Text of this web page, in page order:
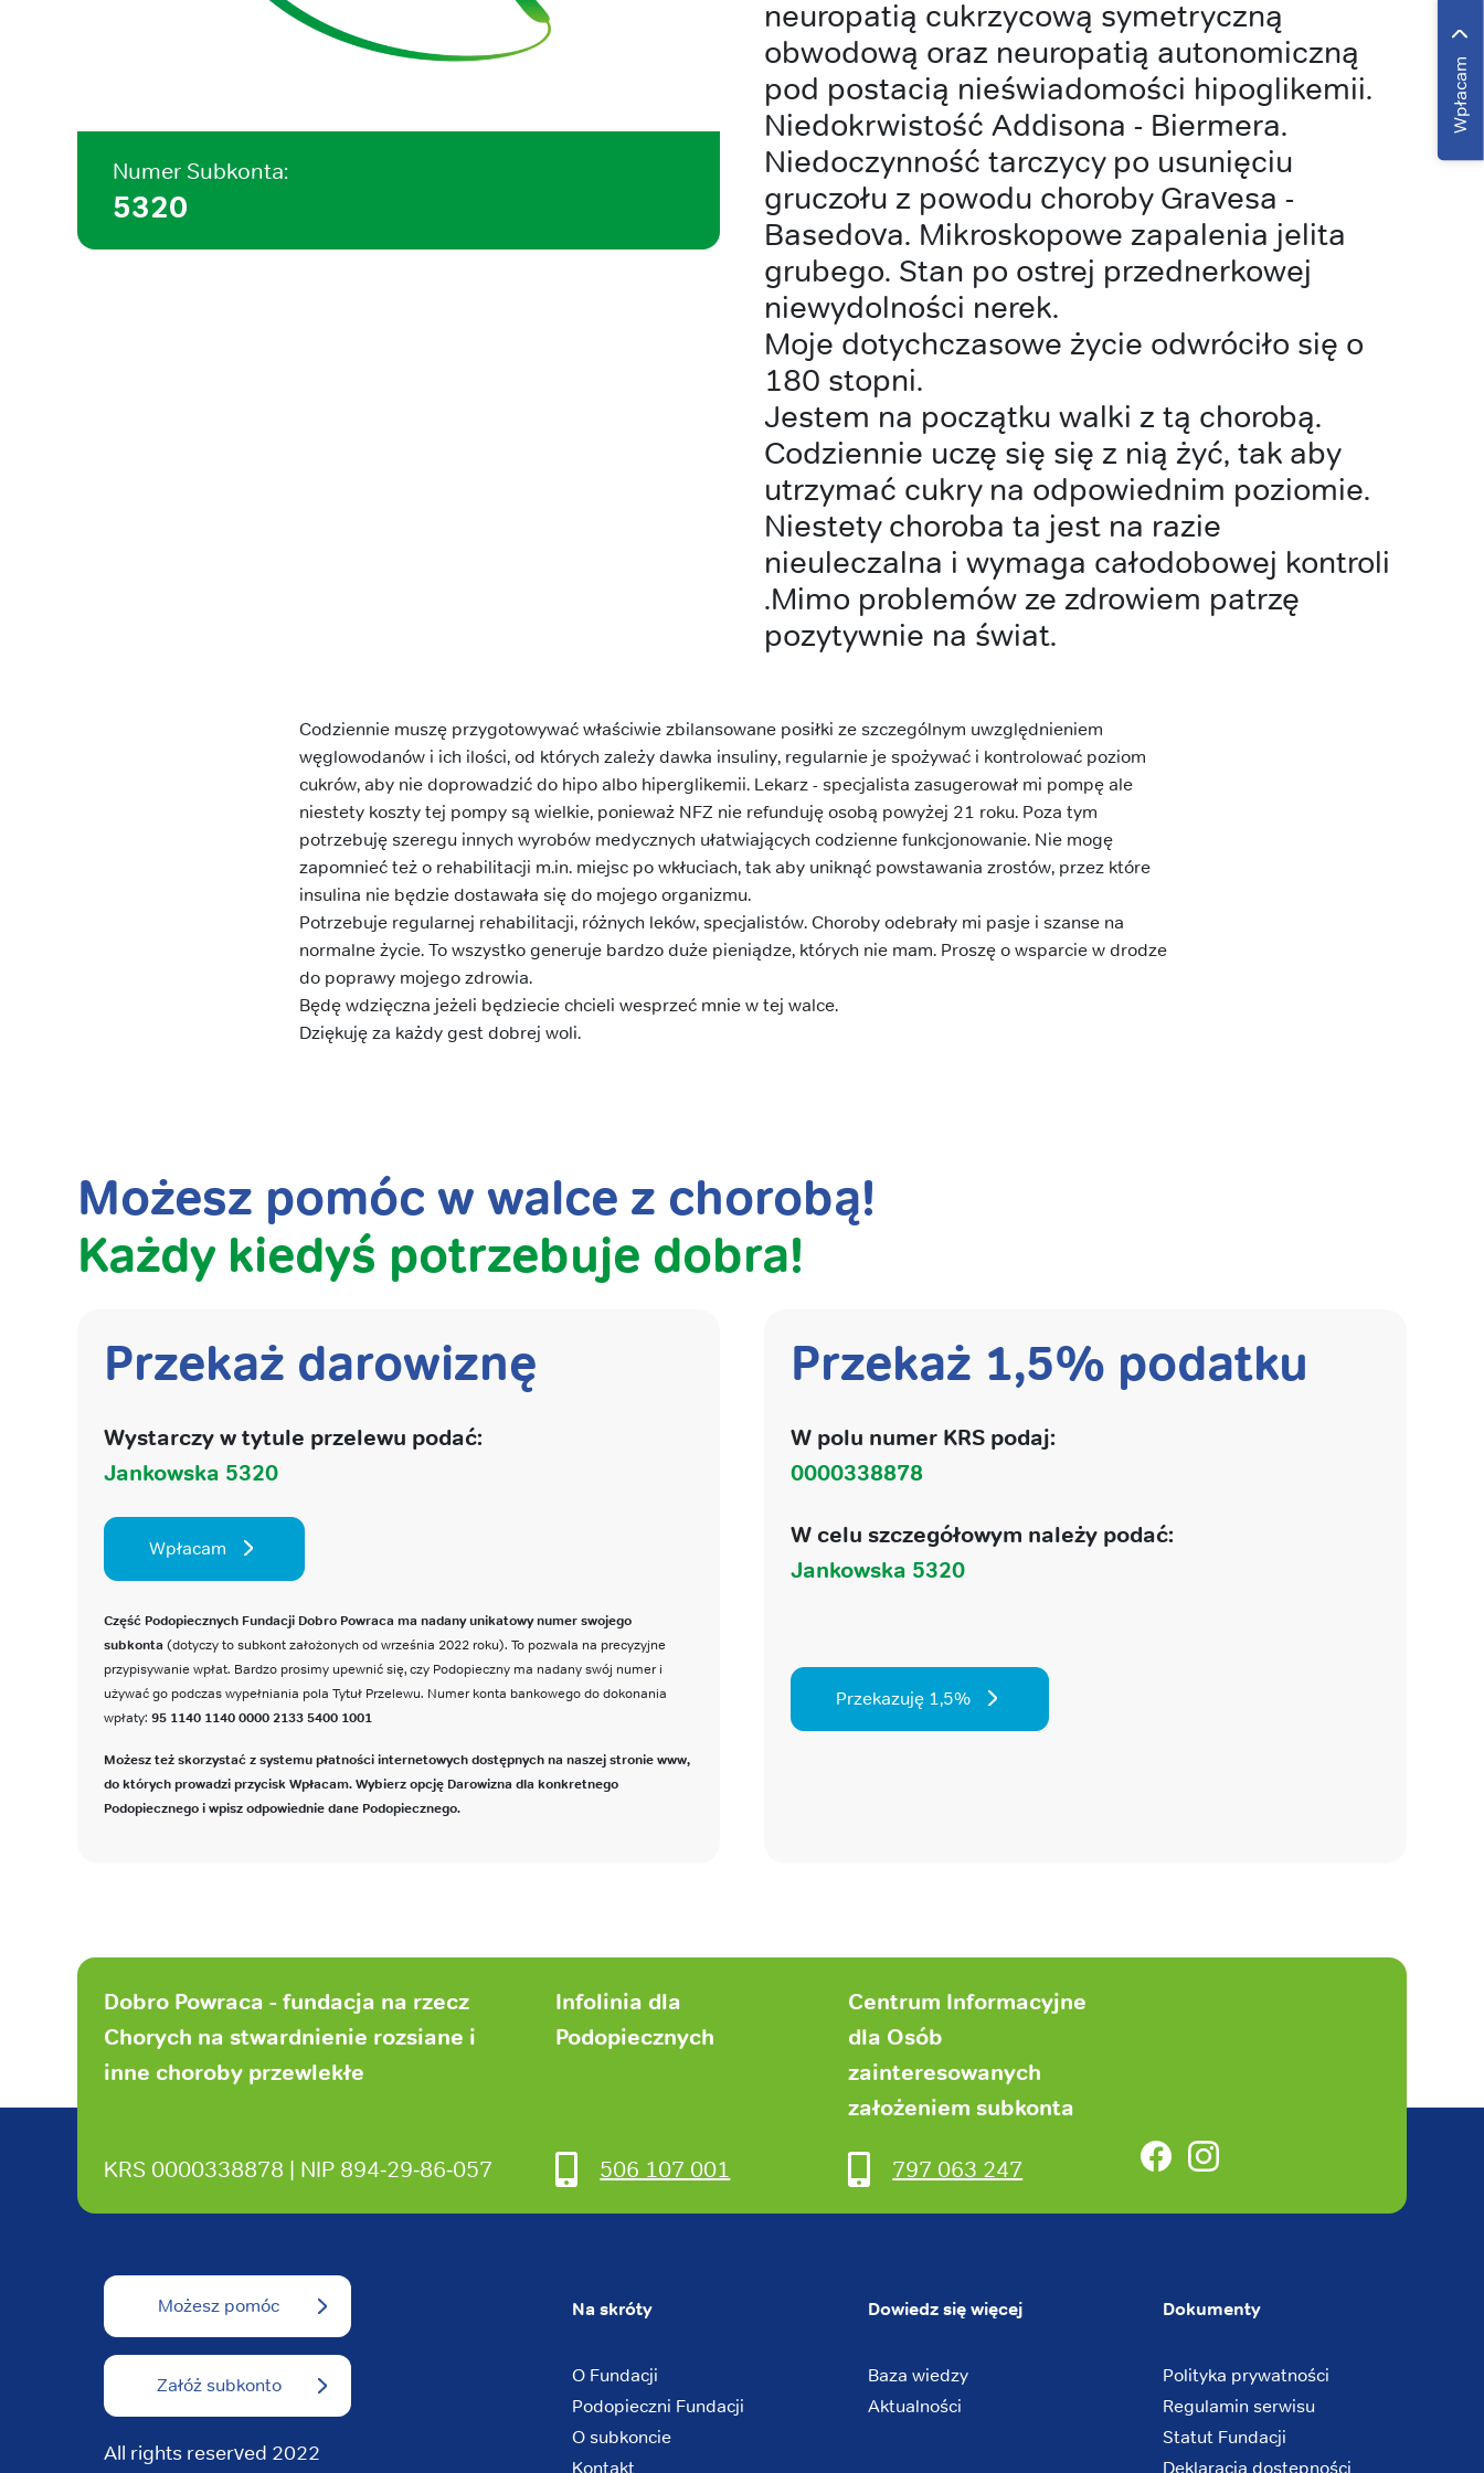
Wpłacam
Numer Subkonta:
5320
neuropatią cukrzycową symetryczną
obwodową oraz neuropatią autonomiczną
pod postacią nieświadomości hipoglikemii.
Niedokrwistość Addisona - Biermera.
Niedoczynność tarczycy po usunięciu
gruczołu z powodu choroby Gravesa -
Basedova. Mikroskopowe zapalenia jelita
grubego. Stan po ostrej przednerkowej
niewydolności nerek.
Moje dotychczasowe życie odwróciło się o
180 stopni.
Jestem na początku walki z tą chorobą.
Codziennie uczę się się z nią żyć, tak aby
utrzymać cukry na odpowiednim poziomie.
Niestety choroba ta jest na razie
nieuleczalna i wymaga całodobowej kontroli
.Mimo problemów ze zdrowiem patrzę
pozytywnie na świat.
Codziennie muszę przygotowywać właściwie zbilansowane posiłki ze szczególnym uwzględnieniem
węglowodanów i ich ilości, od których zależy dawka insuliny, regularnie je spożywać i kontrolować poziom
cukrów, aby nie doprowadzić do hipo albo hiperglikemii. Lekarz - specjalista zasugerował mi pompę ale
niestety koszty tej pompy są wielkie, ponieważ NFZ nie refunduję osobą powyżej 21 roku. Poza tym
potrzebuję szeregu innych wyrobów medycznych ułatwiających codzienne funkcjonowanie. Nie mogę
zapomnieć też o rehabilitacji m.in. miejsc po wkłuciach, tak aby uniknąć powstawania zrostów, przez które
insulina nie będzie dostawała się do mojego organizmu.
Potrzebuje regularnej rehabilitacji, różnych leków, specjalistów. Choroby odebrały mi pasje i szanse na
normalne życie. To wszystko generuje bardzo duże pieniądze, których nie mam. Proszę o wsparcie w drodze
do poprawy mojego zdrowia.
Będę wdzięczna jeżeli będziecie chcieli wesprzeć mnie w tej walce.
Dziękuję za każdy gest dobrej woli.
Możesz pomóc w walce z chorobą!
Każdy kiedyś potrzebuje dobra!
Przekaż darowiznę
Wystarczy w tytule przelewu podać:
Jankowska 5320
Wpłacam
Część Podopiecznych Fundacji Dobro Powraca ma nadany unikatowy numer swojego
subkonta (dotyczy to subkont założonych od września 2022 roku). To pozwala na precyzyjne
przypisywanie wpłat. Bardzo prosimy upewnić się, czy Podopieczny ma nadany swój numer i
używać go podczas wypełniania pola Tytuł Przelewu. Numer konta bankowego do dokonania
wpłaty: 95 1140 1140 0000 2133 5400 1001
Możesz też skorzystać z systemu płatności internetowych dostępnych na naszej stronie www,
do których prowadzi przycisk Wpłacam. Wybierz opcję Darowizna dla konkretnego
Podopiecznego i wpisz odpowiednie dane Podopiecznego.
Przekaż 1,5% podatku
W polu numer KRS podaj:
0000338878
W celu szczegółowym należy podać:
Jankowska 5320
Przekazuję 1,5%
Dobro Powraca - fundacja na rzecz
Chorych na stwardnienie rozsiane i
inne choroby przewlekłe
KRS 0000338878 | NIP 894‑29‑86‑057
Infolinia dla
Podopiecznych
506 107 001
Centrum Informacyjne
dla Osób
zainteresowanych
założeniem subkonta
797 063 247
FacebookInstagram
Możesz pomóc
Załóż subkonto
All rights reserved 2022
Na skróty
O Fundacji
Podopieczni Fundacji
O subkoncie
Dowiedz się więcej
Baza wiedzy
Aktualności
Dokumenty
Polityka prywatności
Regulamin serwisu
Statut Fundacji